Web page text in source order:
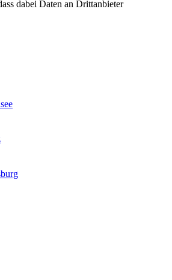
dabei Daten an Drittanbieter